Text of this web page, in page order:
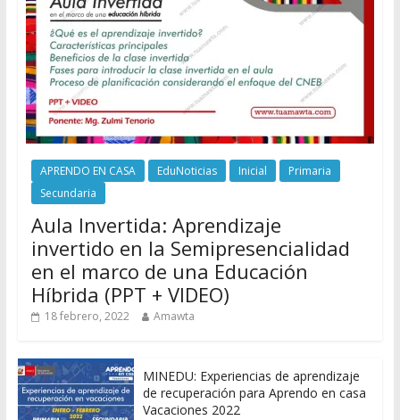
APRENDO EN CASA EduNoticias Inicial
Primaria
Secundaria
Aula Invertida: Aprendizaje
invertido en la Semipresencialidad
en el marco de una Educación
Híbrida (PPT + VIDEO)
18 febrero, 2022 Amawta
MINEDU: Experiencias de aprendizaje
de recuperación para Aprendo en casa
Vacaciones 2022